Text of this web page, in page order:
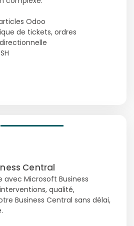
Odoo
de tickets, ordres
Central
Microsoft Business
qualité,
Business Central sans délai,